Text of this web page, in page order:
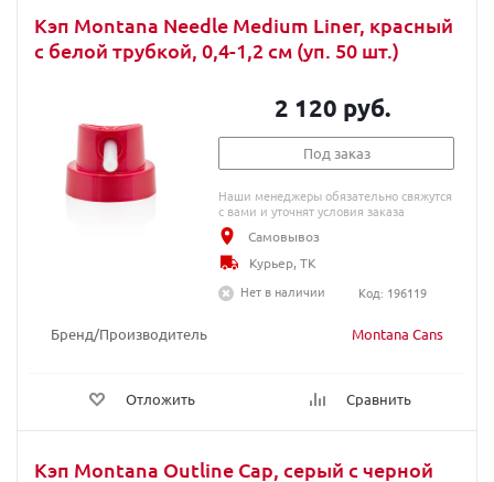
Кэп Montana Needle Medium Liner, красный
с белой трубкой, 0,4-1,2 см (уп. 50 шт.)
Бренд/Производитель Montana Cans
Отложить Сравнить
2 120 руб.
Под заказ
Наши менеджеры обязательно свяжутся
с вами и уточнят условия заказа
Самовывоз
Курьер, ТК
Нет в наличии
Код: 196119
Кэп Montana Outline Cap, серый с черной